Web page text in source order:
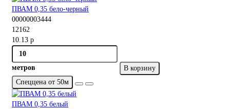
ПВАМ 0,35 бело-черный
00000003444
12162
10.13 р
метров
В корзину
Спеццена от 50м
ПВАМ 0,35 белый